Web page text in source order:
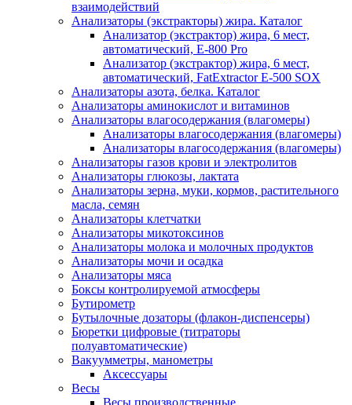
взаимодействий
Анализаторы (экстракторы) жира. Каталог
Анализатор (экстрактор) жира, 6 мест,
автоматический, E-800 Pro
Анализатор (экстрактор) жира, 6 мест,
автоматический, FatExtractor E-500 SOX
Анализаторы азота, белка. Каталог
Анализаторы аминокислот и витаминов
Анализаторы влагосодержания (влагомеры)
Анализаторы влагосодержания (влагомеры)
Анализаторы влагосодержания (влагомеры)
Анализаторы газов крови и электролитов
Анализаторы глюкозы, лактата
Анализаторы зерна, муки, кормов, растительного
масла, семян
Анализаторы клетчатки
Анализаторы микотоксинов
Анализаторы молока и молочных продуктов
Анализаторы мочи и осадка
Анализаторы мяса
Боксы контролируемой атмосферы
Бутирометр
Бутылочные дозаторы (флакон-диспенсеры)
Бюретки цифровые (титраторы
полуавтоматические)
Вакуумметры, манометры
Аксессуары
Весы
Весы производственные